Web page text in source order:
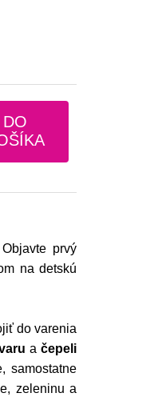
DO
Objavte prvý
na detskú
do varenia
a čepeli
samostatne
zeleninu a